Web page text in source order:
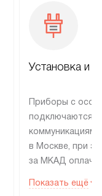
Установка и
Приборы с
подключаются к
коммуникациям
в Москве, при
за МКАД
партнера
Показать ещё